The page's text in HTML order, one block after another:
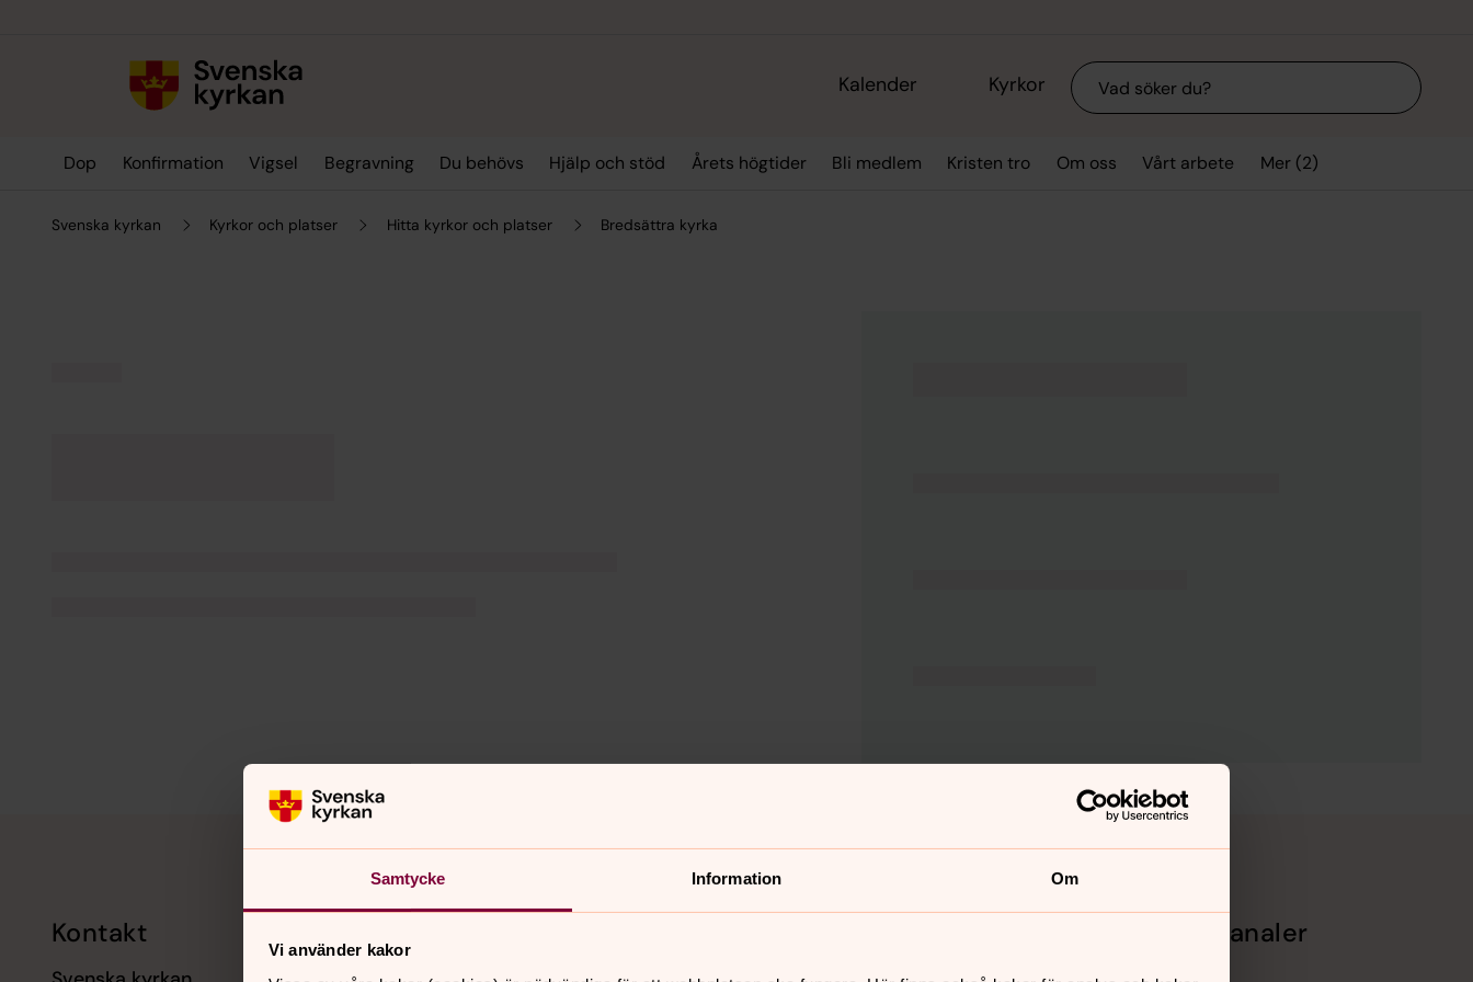
Samtycke Information Om
Vi använder kakor
Kalender Kyrkor Sök
Dop Konfirmation Vigsel Begravning Du behövs Hjälp och stöd Årets högtider Bli medlem Kristen tro Om oss Vårt arbete Mer (2)
Svenska kyrkan Kyrkor och platser Hitta kyrkor och platser Bredsättra kyrka
Kontakt Sociala kanaler